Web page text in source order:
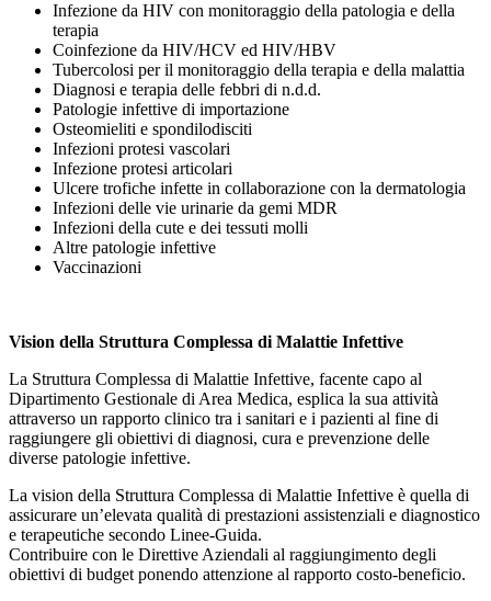
Infezione da HIV con monitoraggio della patologia e della
terapia
Coinfezione da HIV/HCV ed HIV/HBV
Tubercolosi per il monitoraggio della terapia e della malattia
Diagnosi e terapia delle febbri di n.d.d.
Patologie infettive di importazione
Osteomieliti e spondilodisciti
Infezioni protesi vascolari
Infezione protesi articolari
Ulcere trofiche infette in collaborazione con la dermatologia
Infezioni delle vie urinarie da gemi MDR
Infezioni della cute e dei tessuti molli
Altre patologie infettive
Vaccinazioni
Vision della Struttura Complessa di Malattie Infettive
La Struttura Complessa di Malattie Infettive, facente capo al
Dipartimento Gestionale di Area Medica, esplica la sua attività
attraverso un rapporto clinico tra i sanitari e i pazienti al fine di
raggiungere gli obiettivi di diagnosi, cura e prevenzione delle
diverse patologie infettive.
La vision della Struttura Complessa di Malattie Infettive è quella di
assicurare un’elevata qualità di prestazioni assistenziali e diagnostico
e terapeutiche secondo Linee-Guida.
Contribuire con le Direttive Aziendali al raggiungimento degli
obiettivi di budget ponendo attenzione al rapporto costo-beneficio.